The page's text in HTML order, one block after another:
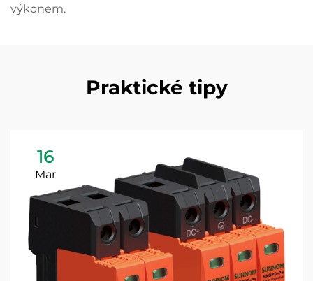
výkonem.
Praktické tipy
16
Mar